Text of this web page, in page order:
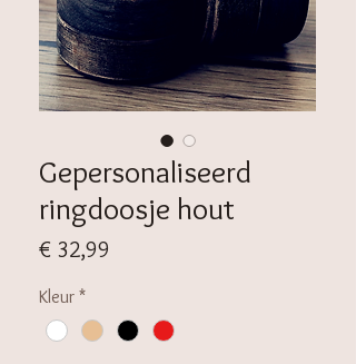
Gepersonaliseerd
ringdoosje hout
€ 32,99
Kleur *